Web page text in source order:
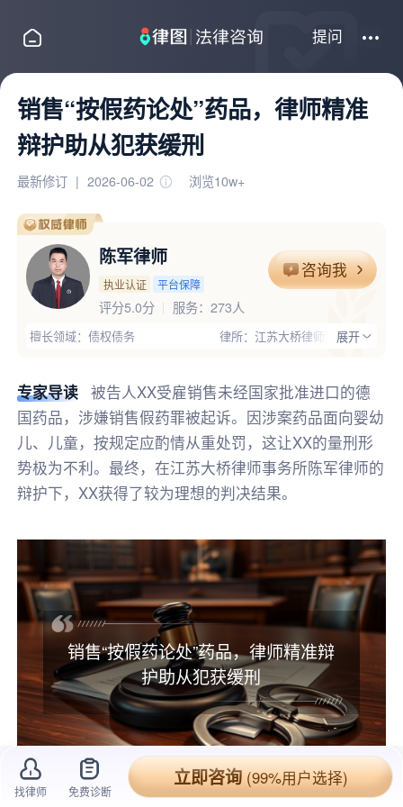
提问
销售“按假药论处”药品，律师精准
辩护助从犯获缓刑
最新修订 | 2026-06-02 浏览10w+
陈军律师
执业认证 平台保障
咨询我
评分5.0分 服务： 273人
擅长领域：债权债务
律所：江苏大桥律师事务所
展开
专家导读
被告人XX受雇销售未经国家批准进口的德
国药品，涉嫌销售假药罪被起诉。因涉案药品面向婴幼
儿、儿童，按规定应酌情从重处罚，这让XX的量刑形
势极为不利。最终，在江苏大桥律师事务所陈军律师的
辩护下，XX获得了较为理想的判决结果。
销售“按假药论处”药品，律师精准辩
护助从犯获缓刑
找律师 免费诊断
立即咨询(99%用户选择)